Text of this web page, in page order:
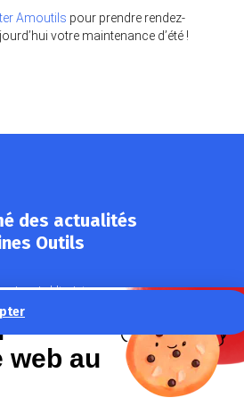
une
web au
Amoutils pour prendre rendez-
votre maintenance d’été !
des actualités
Outils
*sont obligatoires
*